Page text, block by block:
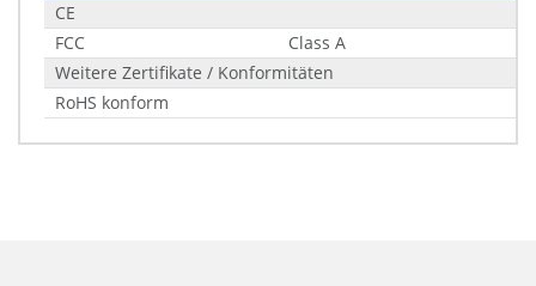
CE
FCC
Class A
Weitere Zertifikate / Konformitäten
RoHS konform